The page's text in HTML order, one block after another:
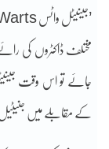
’جینیٹل واٹس Genitals Warts عام ہو رہے ہیں‘
مختلف ڈاکٹروں کی
جائے تو اس وقت
کے مقابلے میں